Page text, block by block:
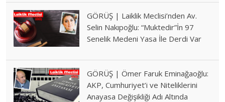
GÖRÜŞ | Laiklik Meclisi’nden Av.
Selin Nakıpoğlu: “Muktedir”İn 97
Senelik Medeni Yasa İle Derdi Var
GÖRÜŞ | Ömer Faruk Eminağaoğlu:
AKP, Cumhuriyet’i ve Niteliklerini
Anayasa Değişikliği Adı Altında